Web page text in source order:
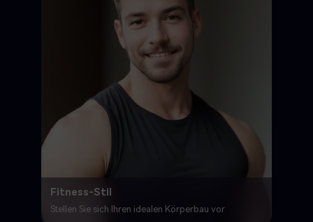
Fitness-Stil
Stellen Sie sich Ihren idealen Körperbau vor